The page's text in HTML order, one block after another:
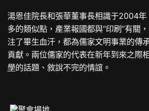
湯恩佳院長和張華董事長相識于2004年
多的類似點，產業報國都與“印刷”有關
注了畢生血汗，都為儒家文明事業的傳
貢獻。兩位儒家的代表在新年到來之際
學的話題、敘說不完的情誼。